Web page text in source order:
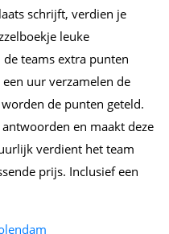
schrijft, verdien je
leuke
teams extra punten
uur verzamelen de
de punten geteld.
en maakt deze
verdient het team
prijs. Inclusief een